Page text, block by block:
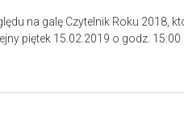
na galę Czytelnik Roku 2018,
piętek 15.02.2019 o godz. 15:00